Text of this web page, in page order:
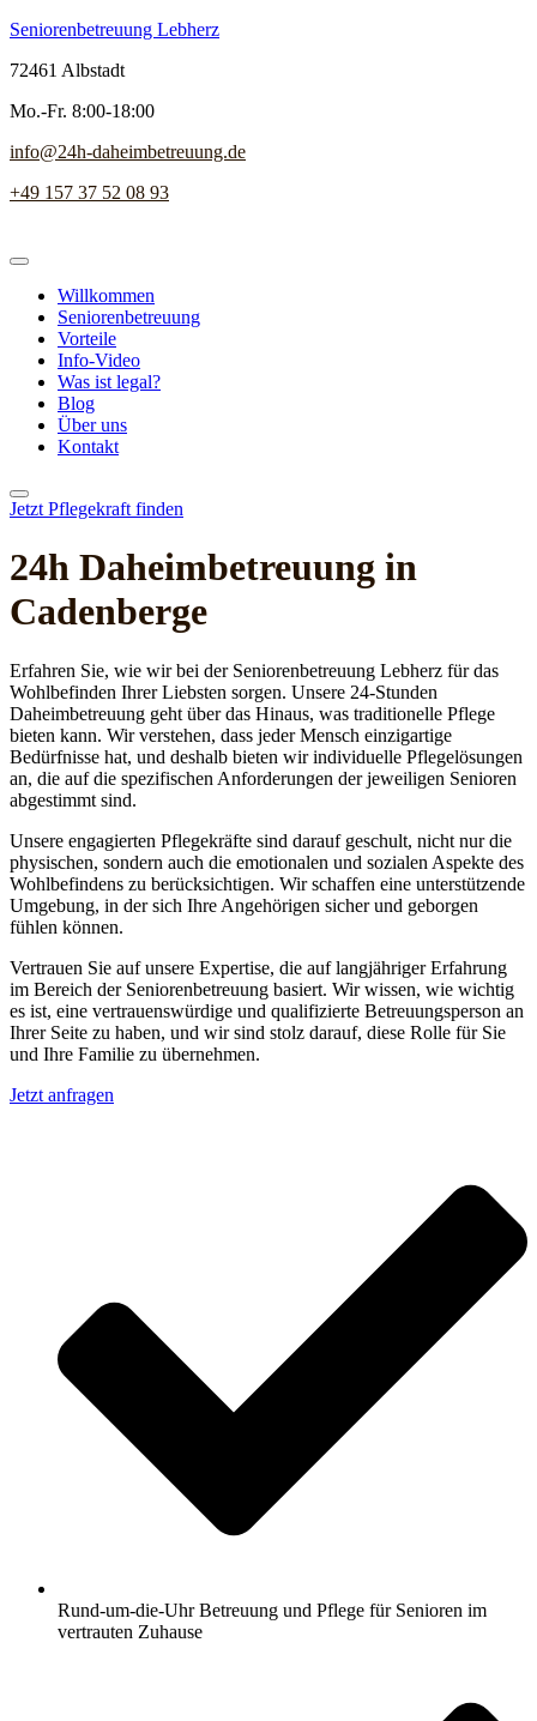
Seniorenbetreuung Lebherz
72461 Albstadt
Mo.-Fr. 8:00-18:00
info@24h-daheimbetreuung.de
+49 157 37 52 08 93
Willkommen
Seniorenbetreuung
Vorteile
Info-Video
Was ist legal?
Blog
Über uns
Kontakt
Jetzt Pflegekraft finden
24h Daheim­betreuung in
Cadenberge
Erfahren Sie, wie wir bei der Seniorenbetreuung Lebherz für das
Wohlbefinden Ihrer Liebsten sorgen. Unsere 24-Stunden
Daheimbetreuung geht über das Hinaus, was traditionelle Pflege
bieten kann. Wir verstehen, dass jeder Mensch einzigartige
Bedürfnisse hat, und deshalb bieten wir individuelle Pflegelösungen
an, die auf die spezifischen Anforderungen der jeweiligen Senioren
abgestimmt sind.
Unsere engagierten Pflegekräfte sind darauf geschult, nicht nur die
physischen, sondern auch die emotionalen und sozialen Aspekte des
Wohlbefindens zu berücksichtigen. Wir schaffen eine unterstützende
Umgebung, in der sich Ihre Angehörigen sicher und geborgen
fühlen können.
Vertrauen Sie auf unsere Expertise, die auf langjähriger Erfahrung
im Bereich der Seniorenbetreuung basiert. Wir wissen, wie wichtig
es ist, eine vertrauenswürdige und qualifizierte Betreuungsperson an
Ihrer Seite zu haben, und wir sind stolz darauf, diese Rolle für Sie
und Ihre Familie zu übernehmen.
Jetzt anfragen
Rund-um-die-Uhr Betreuung und Pflege für Senioren im
vertrauten Zuhause